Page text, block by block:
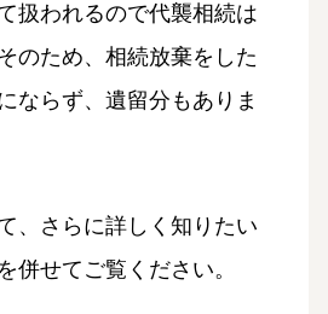
扱われるので代襲相続は
のため、相続放棄をした
ならず、遺留分もありま
、さらに詳しく知りたい
併せてご覧ください。